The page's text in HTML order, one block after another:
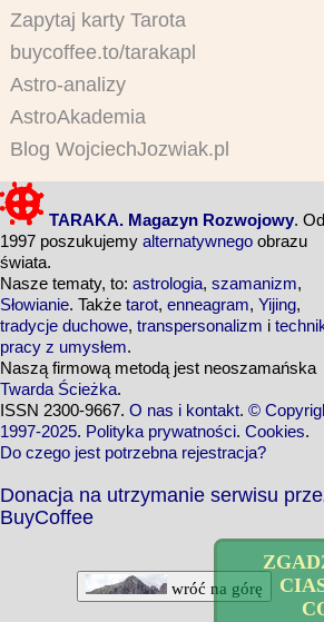
Zapytaj karty Tarota
buycoffee.to/tarakapl
Astro-analizy
AstroAkademia
Blog WojciechJozwiak.pl
TARAKA. Magazyn Rozwojowy. Od
1997 poszukujemy alternatywnego obrazu
świata.
Nasze tematy, to: astrologia, szamanizm,
Słowianie. Także tarot, enneagram, Yijing,
tradycje duchowe, transpersonalizm i
pracy z umysłem.
Naszą firmową metodą jest neoszamańska
Twarda Ścieżka.
ISSN 2300-9667. O nas i kontakt. ©
1997-2025. Polityka prywatności. Cookies.
Do czego jest potrzebna rejestracja?
Donacja na utrzymanie serwisu
BuyCoffee
wróć na górę